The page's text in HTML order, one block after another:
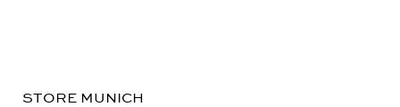
STORE MUNICH